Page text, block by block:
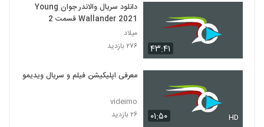
۴۳:۴۱
دانلود سریال والاندر جوان Young
Wallander 2021 قسمت 2
میلاد
۲۷۶ بازدید
۰۱:۵۰ HD
معرفی اپلیکیشن فیلم و سریال ویدیمو
videimo
۲۶ بازدید